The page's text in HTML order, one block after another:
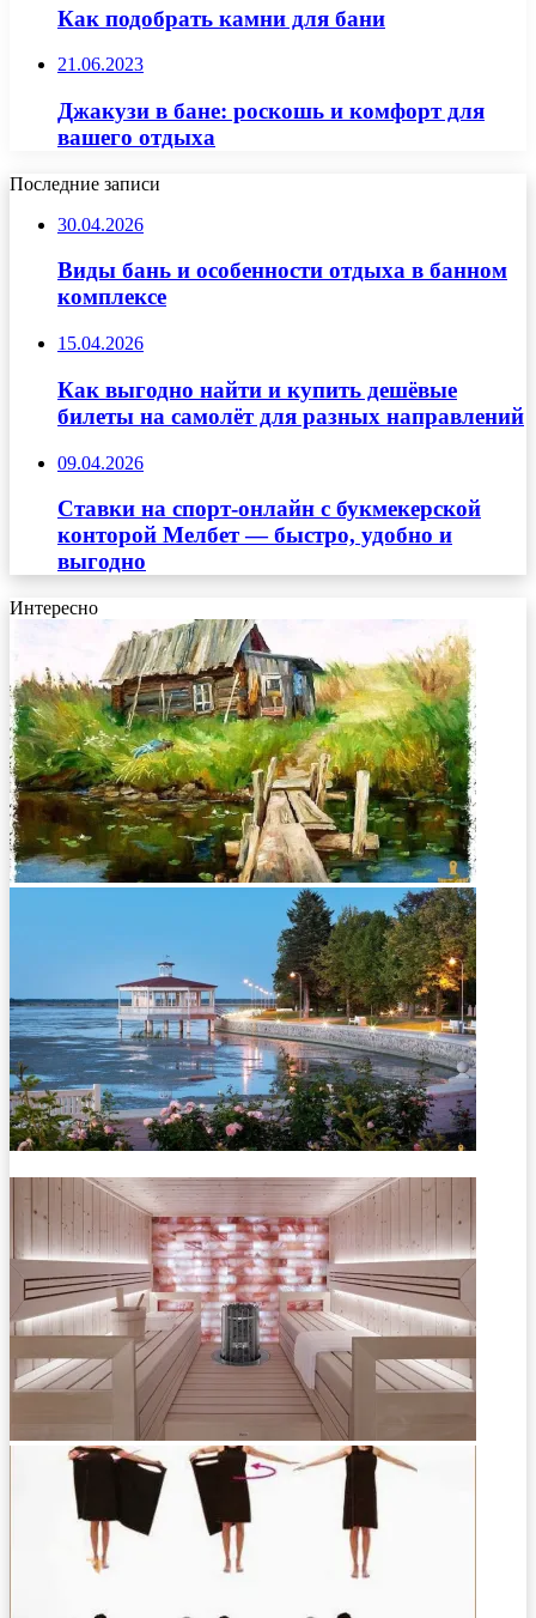
Как подобрать камни для бани
21.06.2023
Джакузи в бане: роскошь и комфорт для
вашего отдыха
Последние записи
30.04.2026
Виды бань и особенности отдыха в банном
комплексе
15.04.2026
Как выгодно найти и купить дешёвые
билеты на самолёт для разных направлений
09.04.2026
Ставки на спорт-онлайн с букмекерской
конторой Мелбет — быстро, удобно и
выгодно
Интересно